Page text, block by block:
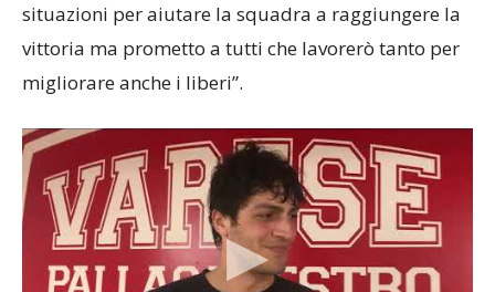
situazioni per aiutare la squadra a raggiungere la
vittoria ma prometto a tutti che lavorerò tanto per
migliorare anche i liberi”.